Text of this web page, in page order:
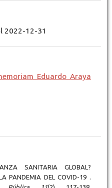
2022-12-31
Eduardo Araya
SANITARIA GLOBAL?
PANDEMIA DEL COVID-19 .